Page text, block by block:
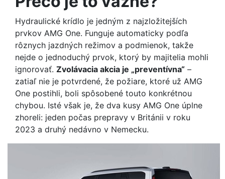
Hydraulické krídlo je jedným z najzložitejších
prvkov AMG One. Funguje automaticky podľa
rôznych jazdných režimov a podmienok, takže
nejde o jednoduchý prvok, ktorý by majitelia mohli
ignorovať. Zvolávacia akcia je „preventívna“ –
zatiaľ nie je potvrdené, že požiare, ktoré už AMG
One postihli, boli spôsobené touto konkrétnou
chybou. Isté však je, že dva kusy AMG One úplne
zhoreli: jeden počas prepravy v Británii v roku
2023 a druhý nedávno v Nemecku.